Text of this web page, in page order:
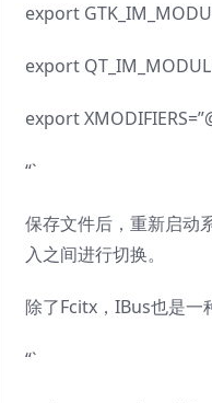
export
export
export
“`
保存文件后，重新启动
入之间进行切换。
除了Fcitx，IBus也是一
“`